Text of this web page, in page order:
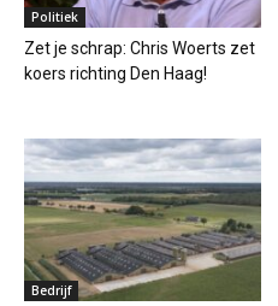
Politiek
Zet je schrap: Chris Woerts zet
koers richting Den Haag!
Bedrijf